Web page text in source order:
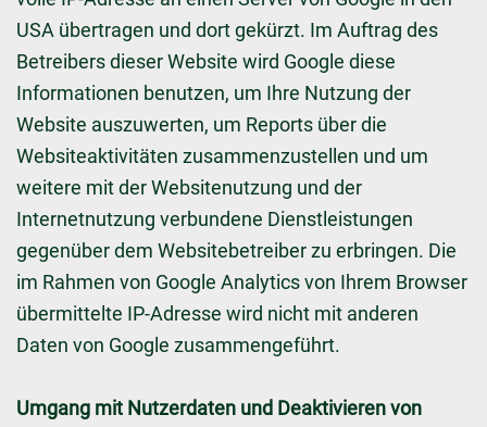
USA übertragen und dort gekürzt. Im Auftrag des
Betreibers dieser Website wird Google diese
Informationen benutzen, um Ihre Nutzung der
Website auszuwerten, um Reports über die
Websiteaktivitäten zusammenzustellen und um
weitere mit der Websitenutzung und der
Internetnutzung verbundene Dienstleistungen
gegenüber dem Websitebetreiber zu erbringen. Die
im Rahmen von Google Analytics von Ihrem Browser
übermittelte IP-Adresse wird nicht mit anderen
Daten von Google zusammengeführt.
Umgang mit Nutzerdaten und Deaktivieren von